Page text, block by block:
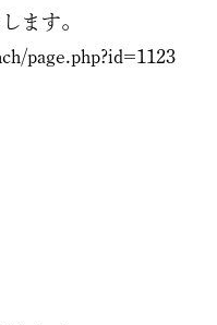
ます。
page.php?id=1123